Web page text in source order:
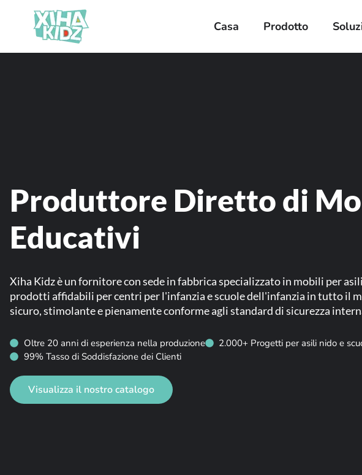
Casa Prodotto
Produttore Diretto di
Educativi
Xiha Kidz è un fornitore con sede in fabbrica specializzato in mobili per
prodotti affidabili per centri per l'infanzia e scuole dell'infanzia in tutto il
sicuro, stimolante e pienamente conforme agli standard di sicurezza
Oltre 20 anni di esperienza nella produzione 2.000+ Progetti per asili nido e
99% Tasso di Soddisfazione dei Clienti
Visualizza il nostro catalogo